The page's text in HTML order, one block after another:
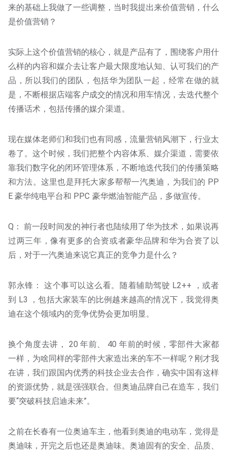
来的基础上我做了一些调整，当时我提出来价值营销，什么
是价值营销？
实际上这个价值营销的核心，就是产品有了，围绕客户用什
么样的内容和媒介去让客户最大限度地认知、认可我们的产
品，所以我们的团队，包括华为团队一起，经常在做的就
是，不断根据店端客户成交的情况和用车情况，去迭代整个
传播话术，包括传播的媒介渠道。
现在媒体老师们和我们也有同感，流量营销风潮下，行业太
卷了。这个时候，我们把整个内容体系、媒介渠道，需要依
靠我们数字化的闭环管理体系，不断地迭代我们的传播策略
和方法。这里也是拜托大家多帮帮一汽奥迪，为我们的 PP
E 豪华纯电平台和 PPC 豪华燃油智能产品，多做宣传。
Q： 前一段时间发的神行者也陆续用了华为技术，如果说再
过两三年，像有更多的合资或者豪华品牌和华为合资了以
后，对于一汽奥迪来说它真正的竞争力是什么？
郭永锋： 这个事可以这么看。随着辅助驾驶 L2++ ，或者
到 L3 ，包括大家装车的比例越来越高的情况下，我觉得奥
迪在这个领域内的竞争优势会更加明显。
换个角度去讲， 20 年前、 40 年前的时候，零部件大家都
一样，为啥同样的零部件大家造出来的车不一样呢？刚才我
在讲，我们跟国内优秀的科技企业去合作，确实中国有这样
的资源优势，就是强强联合。但奥迪品牌自己在造车，我们
要“突破科技启迪未来”。
之前在长春有一位奥迪车主，他看到奥迪的电动车，觉得是
奥迪味，开完之后也还是奥迪味。奥迪固有的安全、品质、